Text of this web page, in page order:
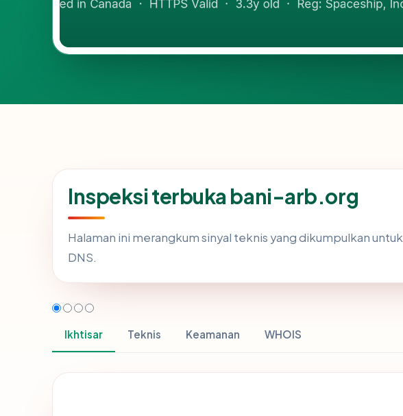
Inspeksi terbuka bani-arb.org
Halaman ini merangkum sinyal teknis yang dikumpulkan untuk
DNS.
Ikhtisar Teknis Keamanan WHOIS